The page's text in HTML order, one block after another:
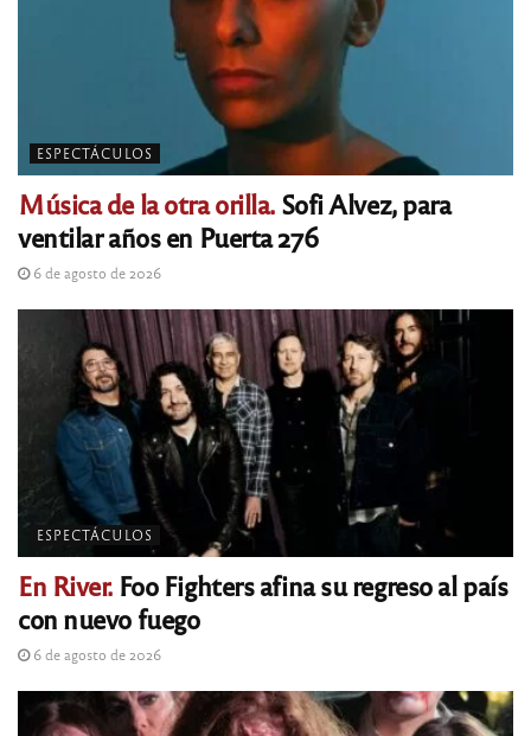
ESPECTÁCULOS
Música de la otra orilla. Sofi Alvez, para
ventilar años en Puerta 276
6 de agosto de 2026
ESPECTÁCULOS
En River. Foo Fighters afina su regreso al país
con nuevo fuego
6 de agosto de 2026